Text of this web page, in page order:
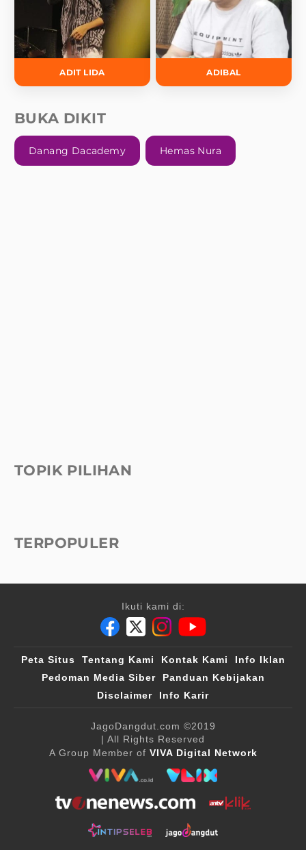
ADIT LIDA ADIBAL
BUKA DIKIT
Danang Dacademy Hemas Nura
TOPIK PILIHAN
TERPOPULER
Ikuti kami di:
Peta Situs Tentang Kami Kontak Kami
Info Iklan
Pedoman Media Siber
Panduan Kebijakan
Disclaimer
Info Karir
JagoDangdut.com ©2019
| All Rights Reserved
A Group Member of VIVA Digital Network